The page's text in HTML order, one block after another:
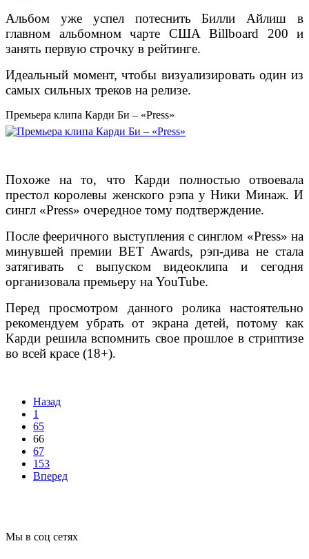
Альбом уже успел потеснить Билли Айлиш в
главном альбомном чарте США Billboard 200 и
занять первую строчку в рейтинге.
Идеальный момент, чтобы визуализировать один из
самых сильных треков на релизе.
Премьера клипа Карди Би – «Press»
Похоже на то, что Карди полностью отвоевала
престол королевы женского рэпа у Ники Минаж. И
сингл «Press» очередное тому подтверждение.
После фееричного выступления с синглом «Press» на
минувшей премии BET Awards, рэп-дива не стала
затягивать с выпуском видеоклипа и сегодня
организовала премьеру на YouTube.
Перед просмотром данного ролика настоятельно
рекомендуем убрать от экрана детей, потому как
Карди решила вспомнить свое прошлое в стриптизе
во всей красе (18+).
Назад
1
65
66
67
153
Вперед
Мы в соц сетях